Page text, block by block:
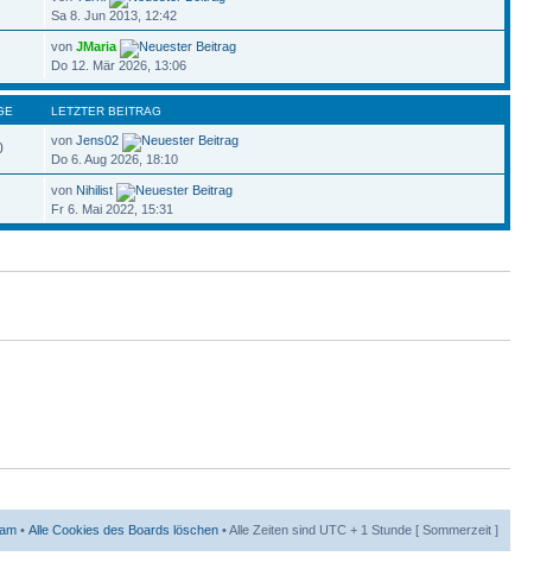
Sa 8. Jun 2013, 12:42
vonJMaria
Do 12. Mär 2026, 13:06
LETZTER BEITRAG
vonJens02
Do 6. Aug 2026, 18:10
von Nihilist
Fr 6. Mai 2022, 15:31
• Alle Cookies des Boards löschen • Alle Zeiten sind UTC + 1 Stunde [ Sommerzeit ]